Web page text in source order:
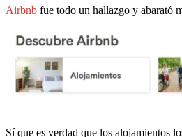
Airbnb fue todo un hallazgo y abarató
Sí que es verdad que los alojamientos